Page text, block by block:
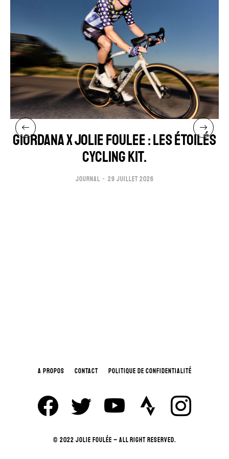
GIORDANA x JOLIE FOULEE : LES ÉTOILÉS
CYCLING KIT.
JOURNAL 29 JUILLET 2026
A PROPOS CONTACT POLITIQUE DE CONFIDENTIALITÉ
© 2022 JOLIE FOULÉE – ALL RIGHT RESERVED.